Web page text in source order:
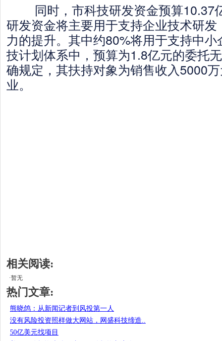
同时，市科技研发资金预算10.37
研发资金将主要用于支持企业技术研
力的提升。其中约80%将用于支持中
技计划体系中，预算为1.8亿元的委托
确规定，其扶持对象为销售收入5000
业。
相关阅读:
·暂无
热门文章:
熊晓鸽：从新闻记者到风投第一人
没有风险投资照样做大网站，网盛科技缔造..
50亿美元找项目